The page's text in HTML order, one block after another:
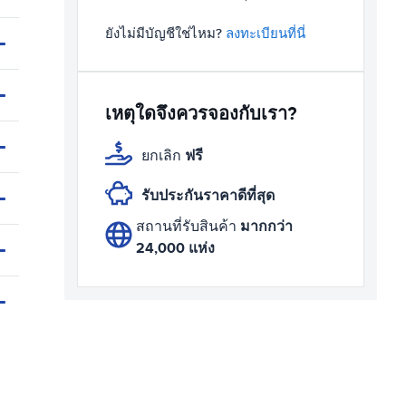
ยังไม่มีบัญชีใช่ไหม? ลงทะเบียนที่นี่
เหตุใดจึงควรจองกับเรา?
ยกเลิก ฟรี
รับประกันราคาดีที่สุด
สถานที่รับสินค้า มากกว่า
24,000 แห่ง